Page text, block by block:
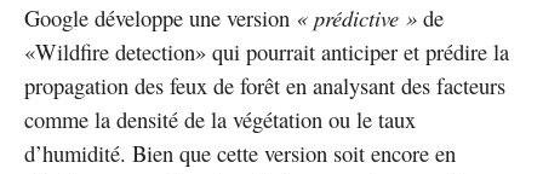
Google développe une version « prédictive » de
«Wildfire detection» qui pourrait anticiper et prédire la
propagation des feux de forêt en analysant des facteurs
comme la densité de la végétation ou le taux
d’humidité. Bien que cette version soit encore en